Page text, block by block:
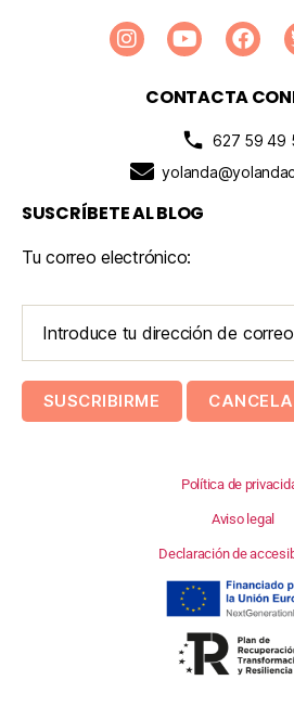
CONTACTA
627 59 49
SUSCRÍBETE AL BLOG
Tu correo electrónico:
Política de
Aviso legal
Declaración de